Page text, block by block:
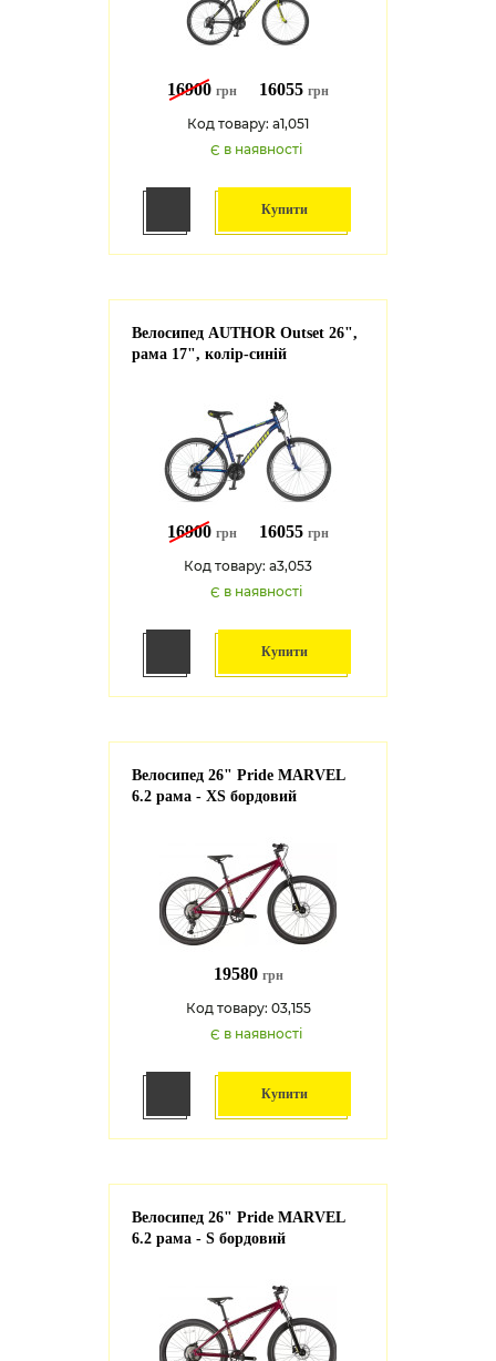
16900 грн 16055 грн
Код товару: a1,051
Є в наявності
Купити
Велосипед AUTHOR Outset 26",
рама 17", колір-синій
16900 грн 16055 грн
Код товару: a3,053
Є в наявності
Купити
Велосипед 26" Pride MARVEL
6.2 рама - XS бордовий
19580 грн
Код товару: 03,155
Є в наявності
Купити
Велосипед 26" Pride MARVEL
6.2 рама - S бордовий